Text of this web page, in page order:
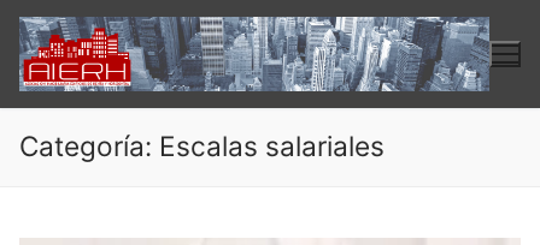
contenido
Categoría: Escalas salariales